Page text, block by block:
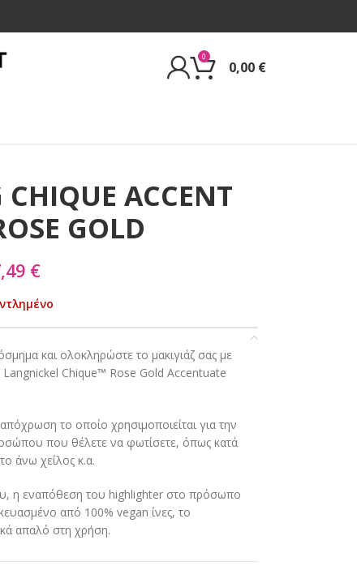
0
0,00 €
ACCENT
GOLD
€
και ολοκληρώστε το μακιγιάζ σας με
Langnickel Chique™ Rose Gold Accentuate
το οποίο χρησιμοποιείται για την
που θέλετε να φωτίσετε, όπως κατά
άνω χείλος κ.α.
η εναπόθεση του highlighter στο πρόσωπο
από 100% vegan ίνες, το
απαλό στη χρήση.